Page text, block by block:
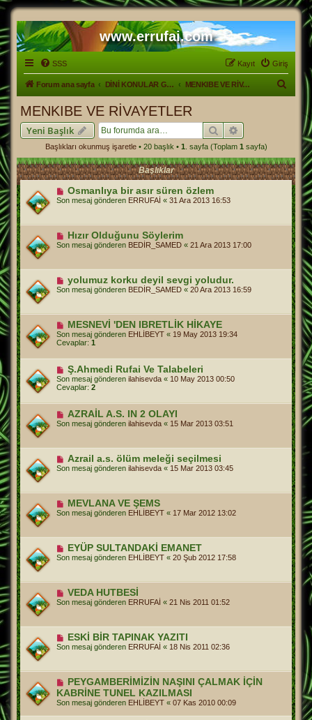
www.errufai.com
SSS Giriş
Kayıt
Forum ana sayfa DİNİ KONULAR GENEL MENKIBE VE RİVAYETLER
MENKIBE VE RİVAYETLER
Yeni Başlık Ara Gelişmiş arama
Başlıkları okunmuş işaretle• 20 başlık • 1 . sayfa (Toplam 1 sayfa)
Başlıklar
Osmanlıya bir asır süren özlem
Son mesaj gönderen ERRUFAİ « 31 Ara 2013 16:53
Hızır Olduğunu Söylerim
Son mesaj gönderen BEDİR_SAMED « 21 Ara 2013 17:00
yolumuz korku deyil sevgi yoludur.
Son mesaj gönderen BEDİR_SAMED « 20 Ara 2013 16:59
MESNEVİ 'DEN IBRETLİK HİKAYE
Son mesaj gönderen EHLİBEYT « 19 May 2013 19:34
Cevaplar: 1
Ş.Ahmedi Rufai Ve Talabeleri
Son mesaj gönderen ilahisevda « 10 May 2013 00:50
Cevaplar: 2
AZRAİL A.S. IN 2 OLAYI
Son mesaj gönderen ilahisevda « 15 Mar 2013 03:51
Azrail a.s. ölüm meleği seçilmesi
Son mesaj gönderen ilahisevda « 15 Mar 2013 03:45
MEVLANA VE ŞEMS
Son mesaj gönderen EHLİBEYT « 17 Mar 2012 13:02
EYÜP SULTANDAKİ EMANET
Son mesaj gönderen EHLİBEYT « 20 Şub 2012 17:58
VEDA HUTBESİ
Son mesaj gönderen ERRUFAİ « 21 Nis 2011 01:52
ESKİ BİR TAPINAK YAZITI
Son mesaj gönderen ERRUFAİ « 18 Nis 2011 02:36
PEYGAMBERİMİZİN NAŞINI ÇALMAK İÇİN
KABRİNE TUNEL KAZILMASI
Son mesaj gönderen EHLİBEYT « 07 Kas 2010 00:09